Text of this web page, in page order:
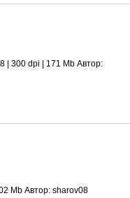
| 300 dpi | 171 Mb Автор:
Mb Автор: sharov08